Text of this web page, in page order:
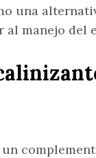
una
manejo del